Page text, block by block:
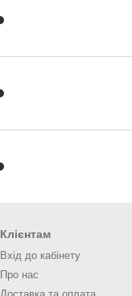
Клієнтам
Вхід до кабінету
Про нас